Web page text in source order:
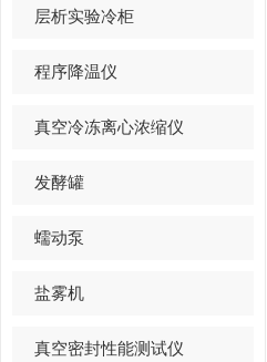
层析实验冷柜
程序降温仪
真空冷冻离心浓缩仪
发酵罐
蠕动泵
盐雾机
真空密封性能测试仪